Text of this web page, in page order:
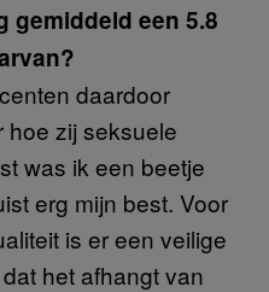
gemiddeld een 5.8
daardoor
hoe zij seksuele
was ik een beetje
erg mijn best. Voor
is er een veilige
het afhangt van